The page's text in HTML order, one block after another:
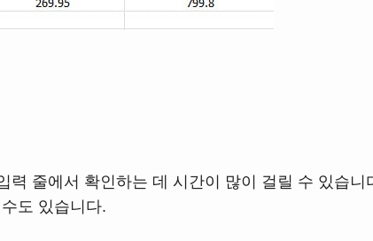
줄에서 확인하는 데 시간이 많이 걸릴 수 있습
도 있습니다.